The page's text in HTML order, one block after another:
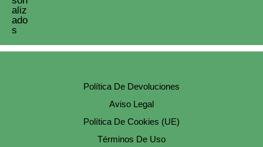
Política De Devoluciones
Aviso Legal
Política De Cookies (UE)
Términos De Uso